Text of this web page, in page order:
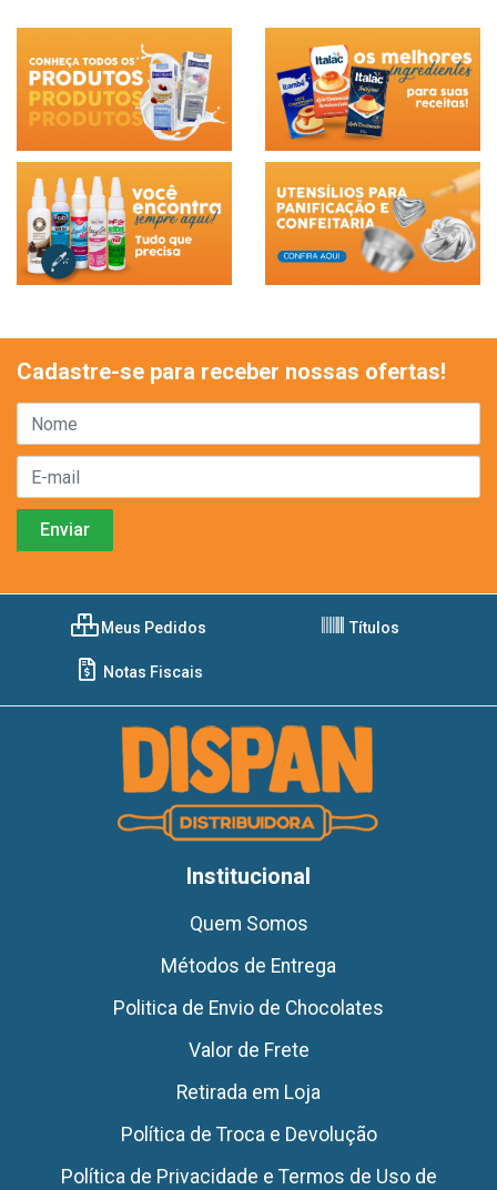
Cadastre-se para receber nossas ofertas!
Meus Pedidos Títulos
Notas Fiscais
Institucional
Quem Somos
Métodos de Entrega
Politica de Envio de Chocolates
Valor de Frete
Retirada em Loja
Política de Troca e Devolução
Política de Privacidade e Termos de Uso de